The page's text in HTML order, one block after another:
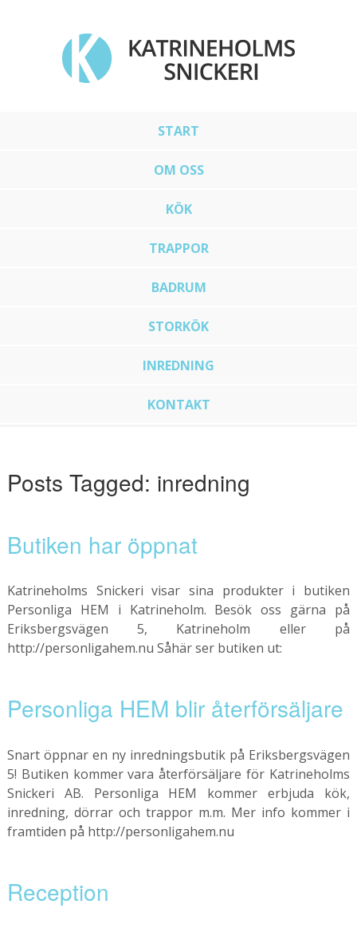
START
OM OSS
KÖK
TRAPPOR
BADRUM
STORKÖK
INREDNING
KONTAKT
Posts Tagged: inredning
Butiken har öppnat
Katrineholms Snickeri visar sina produkter i butiken
Personliga HEM i Katrineholm. Besök oss gärna på
Eriksbergsvägen 5, Katrineholm eller på
http://personligahem.nu Såhär ser butiken ut:
Personliga HEM blir återförsäljare
Snart öppnar en ny inredningsbutik på Eriksbergsvägen
5! Butiken kommer vara återförsäljare för Katrineholms
Snickeri AB. Personliga HEM kommer erbjuda kök,
inredning, dörrar och trappor m.m. Mer info kommer i
framtiden på http://personligahem.nu
Reception